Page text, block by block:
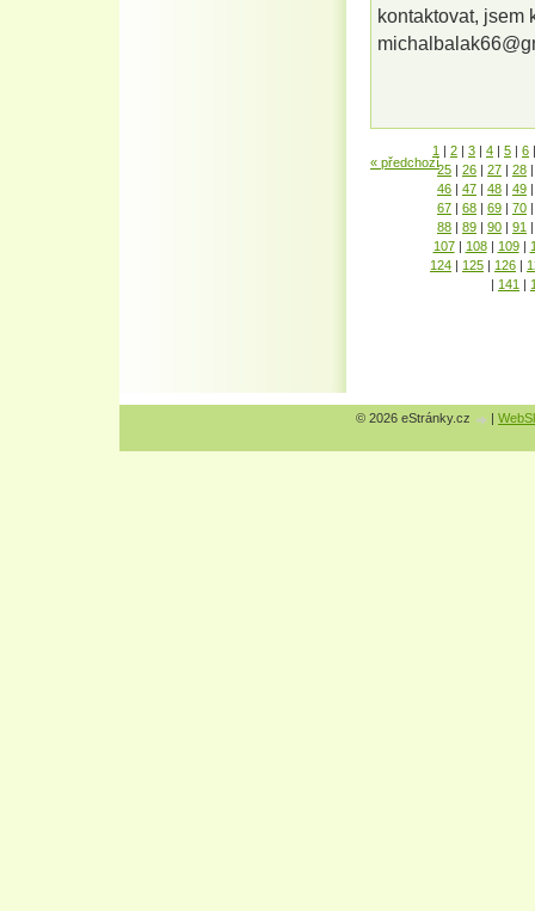
kontaktovat, jsem
« předchozí
1 | 2 | 3 | 4 | 5 | 6 |
25 | 26 | 27 | 28 |
46 | 47 | 48 | 49 |
67 | 68 | 69 | 70 |
88 | 89 | 90 | 91 |
107 | 108 | 109 |
124 | 125 | 126 |
| 141 |
© 2026 eStránky.cz |